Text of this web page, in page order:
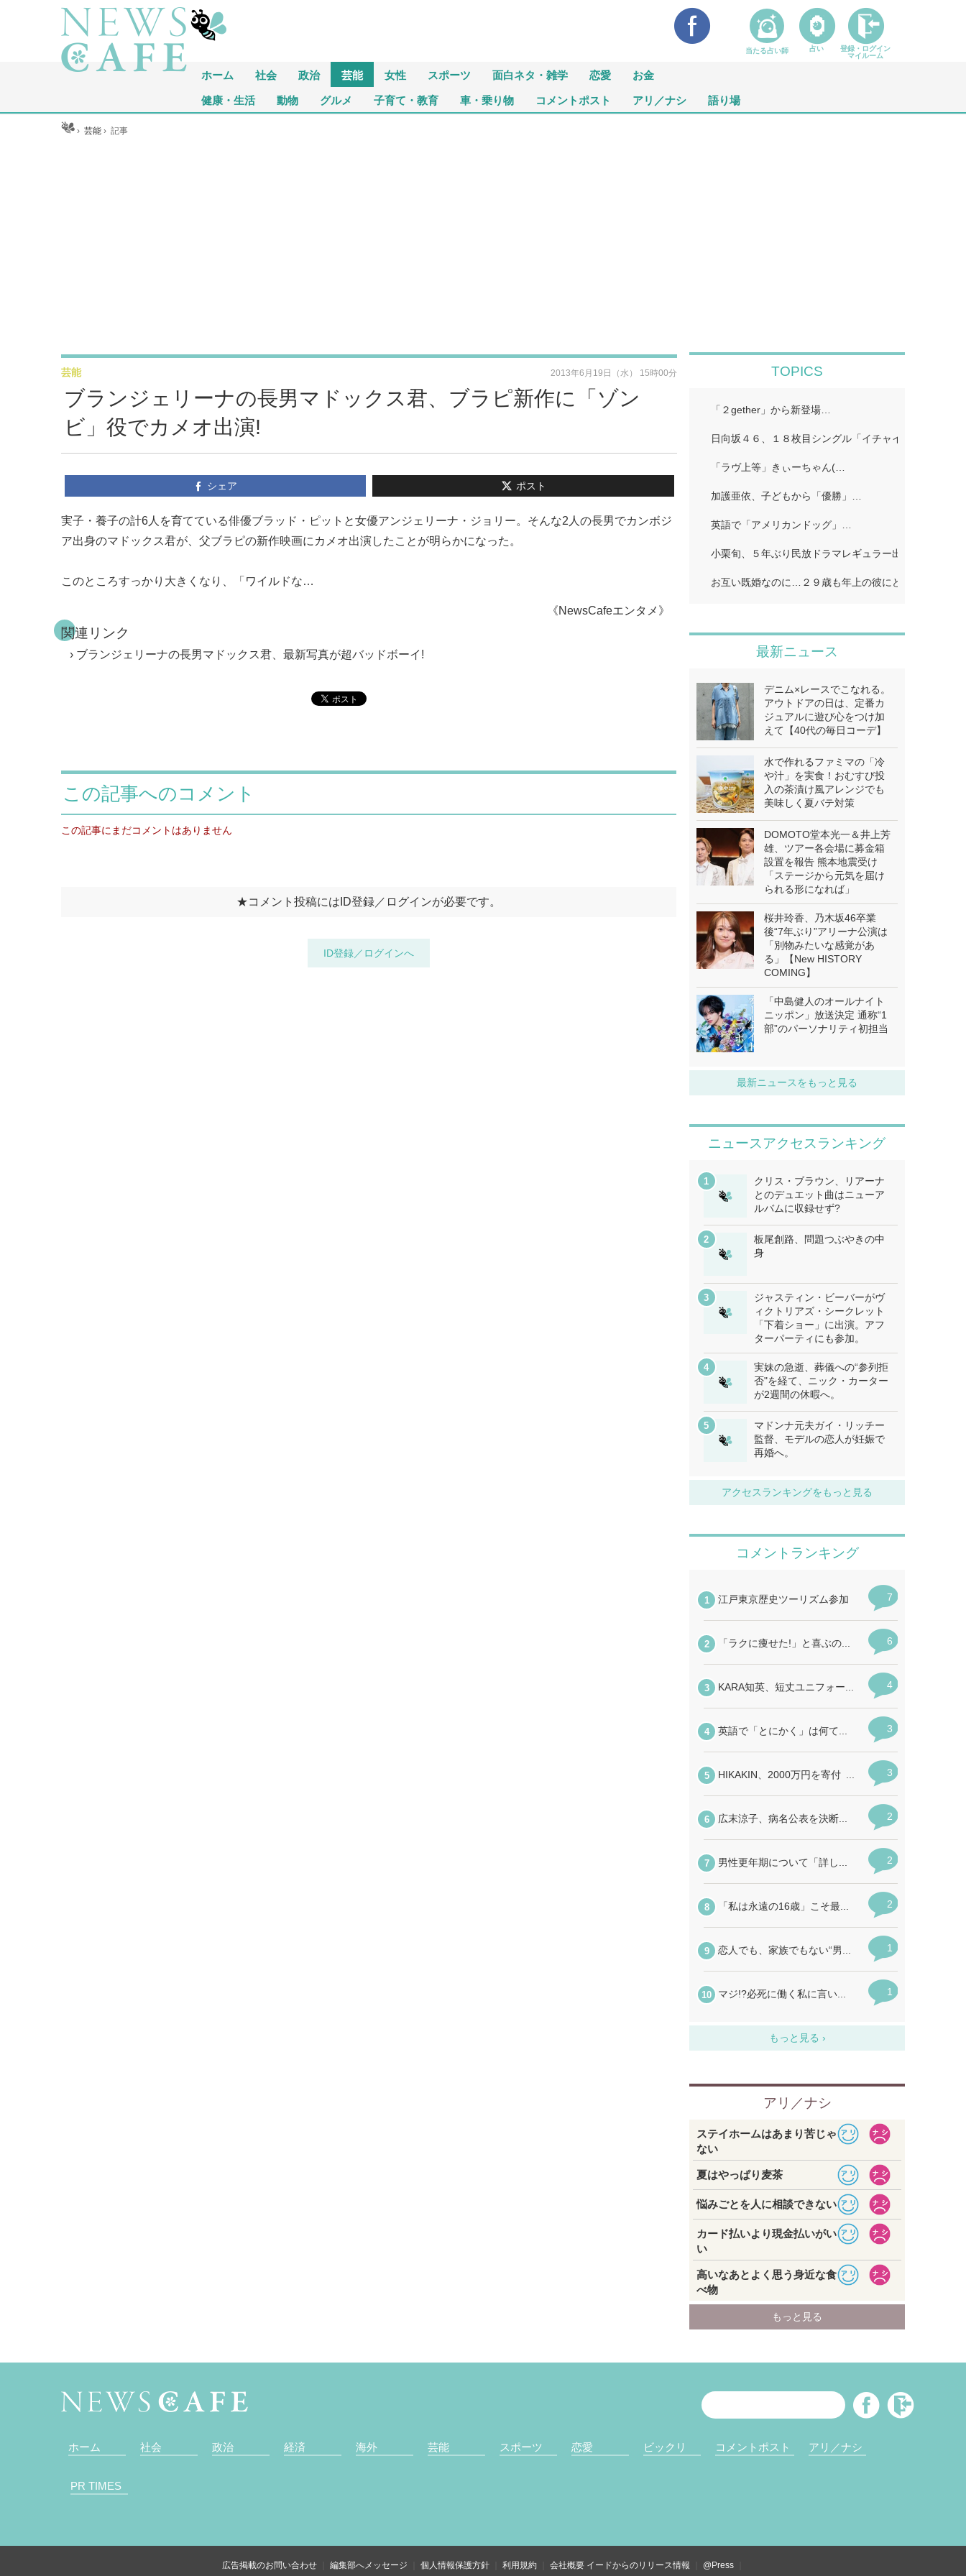
ホーム 社会 政治 芸能 女性 スポーツ 面白ネタ・雑学 恋愛 お金
健康・生活 動物 グルメ 子育て・教育 車・乗り物 コメントポスト アリ／ナシ 語り場
ホーム ›芸能 ›記事
ブランジェリーナの長男マドックス君、ブラピ新作に「ゾン
ビ」役でカメオ出演!
芸能 2013年6月19日（水） 15時00分
シェア ポスト
実子・養子の計6人を育てている俳優ブラッド・ピットと女優アンジェリーナ・ジョリー。そんな2人の長男でカンボジ
ア出身のマドックス君が、父ブラピの新作映画にカメオ出演したことが明らかになった。
このところすっかり大きくなり、「ワイルドな…
《NewsCafeエンタメ》
関連リンク
ブランジェリーナの長男マドックス君、最新写真が超バッドボーイ!
TOPICS
「２gether」から新登場…
日向坂４６、１８枚目シングル「イチャイチャ虫」…
「ラヴ上等」きぃーちゃん(…
加護亜依、子どもから「優勝」…
英語で「アメリカンドッグ」…
小栗旬、５年ぶり民放ドラマレギュラー出演…
お互い既婚なのに…２９歳も年上の彼にどうしようも
最新ニュース
デニム×レースでこなれる。
アウトドアの日は、定番カ
ジュアルに遊び心をつけ加
えて【40代の毎日コーデ】
水で作れるファミマの「冷
や汁」を実食！おむすび投
入の茶漬け風アレンジでも
美味しく夏バテ対策
DOMOTO堂本光一＆井上芳
雄、ツアー各会場に募金箱
設置を報告 熊本地震受け
「ステージから元気を届け
られる形になれば」
桜井玲香、乃木坂46卒業
後“7年ぶり”アリーナ公演は
「別物みたいな感覚があ
る」【New HISTORY
COMING】
「中島健人のオールナイト
ニッポン」放送決定 通称“1
部”のパーソナリティ初担当
最新ニュースをもっと見る
ニュースアクセスランキング
クリス・ブラウン、リアーナ
とのデュエット曲はニューア
ルバムに収録せず?
板尾創路、問題つぶやきの中
身
ジャスティン・ビーバーがヴ
ィクトリアズ・シークレット
「下着ショー」に出演。アフ
ターパーティにも参加。
実妹の急逝、葬儀への“参列拒
否"を経て、ニック・カーター
が2週間の休暇へ。
マドンナ元夫ガイ・リッチー
監督、モデルの恋人が妊娠で
再婚へ。
アクセスランキングをもっと見る
ホーム 社会 政治 経済 海外 芸能 スポーツ 恋愛 ビックリ コメントポスト アリ／ナシ
PR TIMES
広告掲載のお問い合わせ 編集部へメッセージ 個人情報保護方針 利用規約 会社概要 イードからのリリース情報 @Press
当たる占い師 占い
登録・ログイン
マイルーム